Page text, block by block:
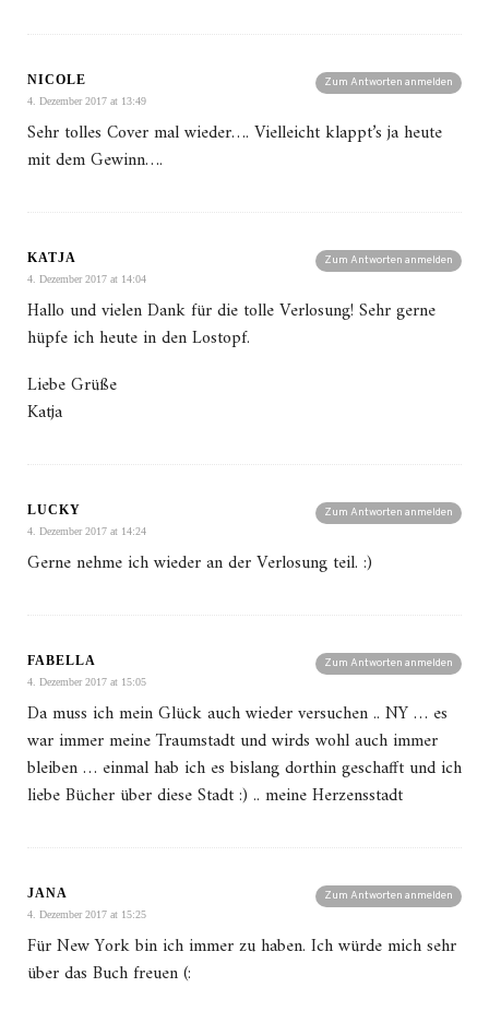
Zum Antworten anmelden
NICOLE
4. Dezember 2017 at 13:49
Sehr tolles Cover mal wieder…. Vielleicht klappt’s ja heute
mit dem Gewinn….
Zum Antworten anmelden
KATJA
4. Dezember 2017 at 14:04
Hallo und vielen Dank für die tolle Verlosung! Sehr gerne
hüpfe ich heute in den Lostopf.
Liebe Grüße
Katja
Zum Antworten anmelden
LUCKY
4. Dezember 2017 at 14:24
Gerne nehme ich wieder an der Verlosung teil. :)
Zum Antworten anmelden
FABELLA
4. Dezember 2017 at 15:05
Da muss ich mein Glück auch wieder versuchen .. NY … es
war immer meine Traumstadt und wirds wohl auch immer
bleiben … einmal hab ich es bislang dorthin geschafft und ich
liebe Bücher über diese Stadt :) .. meine Herzensstadt
Zum Antworten anmelden
JANA
4. Dezember 2017 at 15:25
Für New York bin ich immer zu haben. Ich würde mich sehr
über das Buch freuen (: